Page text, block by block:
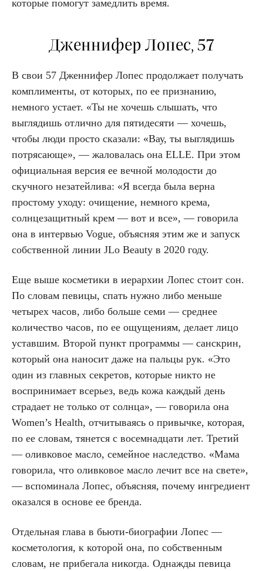
которые помогут замедлить время.
Дженнифер Лопес, 57
В свои 57 Дженнифер Лопес продолжает получать
комплименты, от которых, по ее признанию,
немного устает. «Ты не хочешь слышать, что
выглядишь отлично для пятидесяти — хочешь,
чтобы люди просто сказали: «Вау, ты выглядишь
потрясающе», — жаловалась она ELLE. При этом
официальная версия ее вечной молодости до
скучного незатейлива: «Я всегда была верна
простому уходу: очищение, немного крема,
солнцезащитный крем — вот и все», — говорила
она в интервью Vogue, объясняя этим же и запуск
собственной линии JLo Beauty в 2020 году.
Еще выше косметики в иерархии Лопес стоит сон.
По словам певицы, спать нужно либо меньше
четырех часов, либо больше семи — среднее
количество часов, по ее ощущениям, делает лицо
уставшим. Второй пункт программы — санскрин,
который она наносит даже на пальцы рук. «Это
один из главных секретов, которые никто не
воспринимает всерьез, ведь кожа каждый день
страдает не только от солнца», — говорила она
Women’s Health, отчитываясь о привычке, которая,
по ее словам, тянется с восемнадцати лет. Третий
— оливковое масло, семейное наследство. «Мама
говорила, что оливковое масло лечит все на свете»,
— вспоминала Лопес, объясняя, почему ингредиент
оказался в основе ее бренда.
Отдельная глава в бьюти-биографии Лопес —
косметология, к которой она, по собственным
словам, не прибегала никогда. Однажды певица